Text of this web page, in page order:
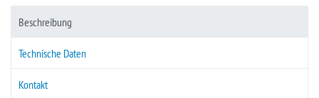
Beschreibung
Technische Daten
Kontakt